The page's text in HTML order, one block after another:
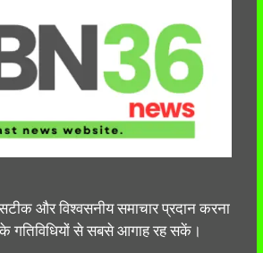
और विश्वसनीय समाचार प्रदान करना
गतिविधियों से सबसे आगाह रह सकें।